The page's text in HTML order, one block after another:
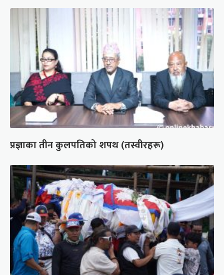
प्रज्ञाका तीन कुलपतिको शपथ (तस्वीरहरू)